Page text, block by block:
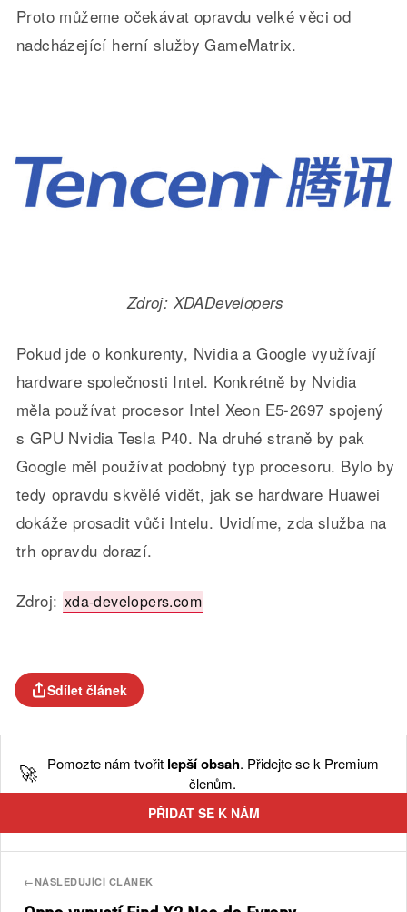
Proto můžeme očekávat opravdu velké věci od
nadcházející herní služby GameMatrix.
Zdroj: XDADevelopers
Pokud jde o konkurenty, Nvidia a Google využívají
hardware společnosti Intel. Konkrétně by Nvidia
měla používat procesor Intel Xeon E5-2697 spojený
s GPU Nvidia Tesla P40. Na druhé straně by pak
Google měl používat podobný typ procesoru. Bylo by
tedy opravdu skvělé vidět, jak se hardware Huawei
dokáže prosadit vůči Intelu. Uvidíme, zda služba na
trh opravdu dorazí.
Zdroj: xda-developers.com
Sdílet článek
🚀 Pomozte nám tvořit lepší obsah. Přidejte se k Premium
členům.
PŘIDAT SE K NÁM
←NÁSLEDUJÍCÍ ČLÁNEK